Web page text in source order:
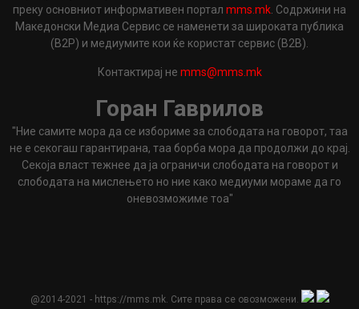
преку основниот информативен портал mms.mk . Содржини на
Македонски Медиа Сервис се наменети за широката публика
(B2P) и медиумите кои ќе користат сервис (B2B).
Контактирај не mms@mms.mk
Горан Гаврилов
"Ние самите мора да се избориме за слободата на говорот, таа
не е секогаш гарантирана, таа борба мора да продолжи до крај.
Секоја власт тежнее да ја ограничи слободата на говорот и
слободата на мислењето но ние како медиуми мораме да го
оневозможиме тоа"
@2014-2021 - https://mms.mk. Сите права се овозможени.